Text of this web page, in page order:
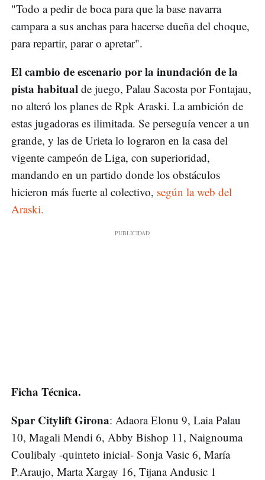
"Todo a pedir de boca para que la base navarra
campara a sus anchas para hacerse dueña del choque,
para repartir, parar o apretar".
El cambio de escenario por la inundación de la
pista habitual de juego, Palau Sacosta por Fontajau,
no alteró los planes de Rpk Araski. La ambición de
estas jugadoras es ilimitada. Se perseguía vencer a un
grande, y las de Urieta lo lograron en la casa del
vigente campeón de Liga, con superioridad,
mandando en un partido donde los obstáculos
hicieron más fuerte al colectivo, según la web del
Araski.
Ficha Técnica.
Spar Citylift Girona: Adaora Elonu 9, Laia Palau
10, Magali Mendi 6, Abby Bishop 11, Naignouma
Coulibaly -quinteto inicial- Sonja Vasic 6, María
P.Araujo, Marta Xargay 16, Tijana Andusic 1